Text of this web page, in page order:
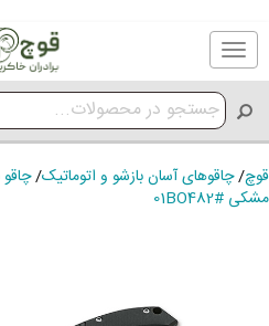
Toggle
navigation
قوچ/چاقوهای آسان بازشو و اتوماتیک/
مشکی #01BO482